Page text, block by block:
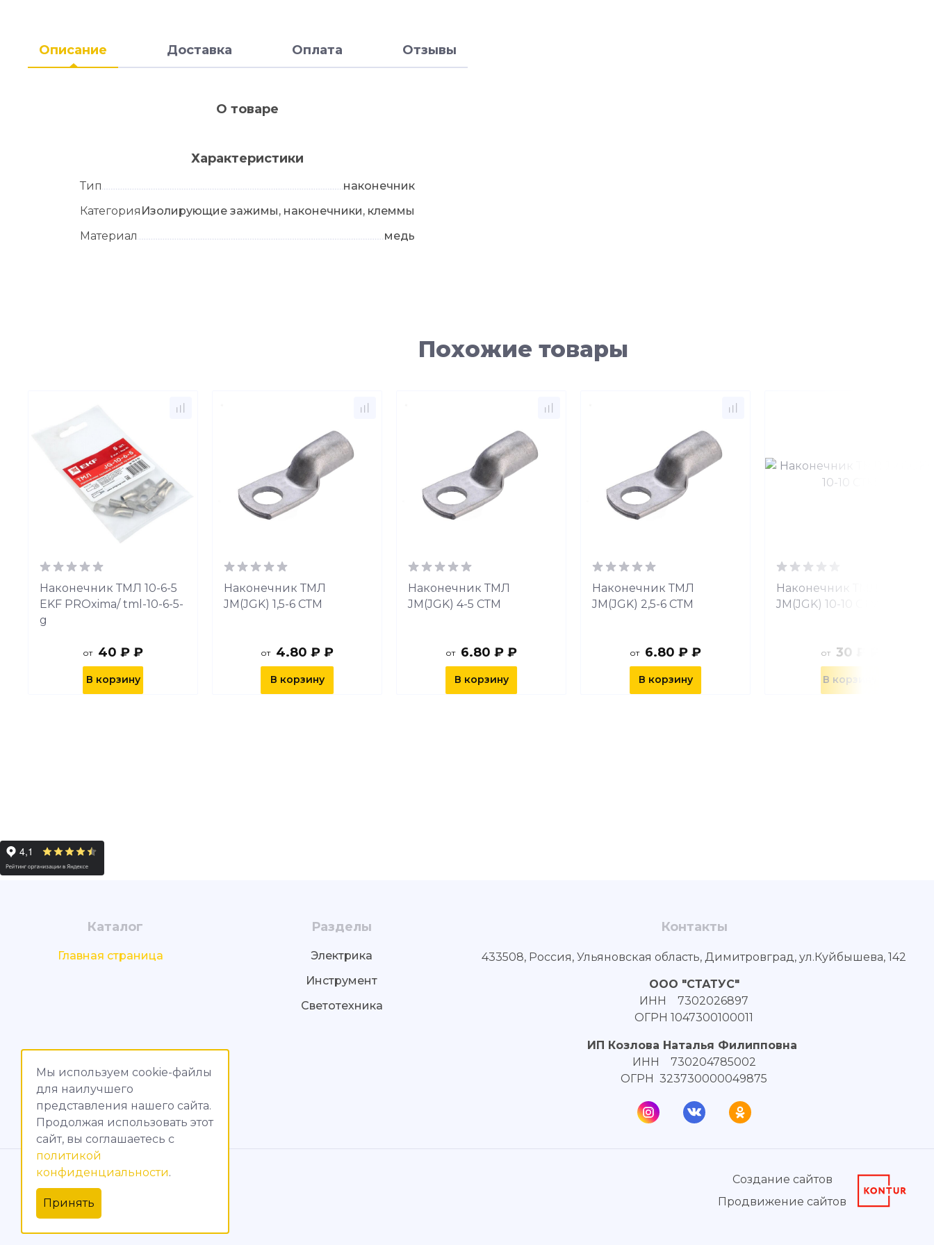
Мы используем cookie-файлы
для наилучшего
представления нашего сайта.
Продолжая использовать этот
сайт, вы соглашаетесь c
политикой
конфиденциальности.
Принять
Описание Доставка Оплата Отзывы
О товаре
Характеристики
Тип
наконечник
Категория Изолирующие зажимы, наконечники, клеммы
Материал
медь
Похожие товары
Наконечник ТМЛ 10-6-5
EKF PROxima/ tml-10-6-5-
g
от 40 ₽ ₽
В корзину
Наконечник ТМЛ
JM(JGK) 1,5-6 СТМ
от 4.80 ₽ ₽
В корзину
Наконечник ТМЛ
JM(JGK) 4-5 СТМ
от 6.80 ₽ ₽
В корзину
Наконечник ТМЛ
JM(JGK) 2,5-6 СТМ
от 6.80 ₽ ₽
В корзину
Наконечник ТМЛ
JM(JGK) 10-10 СТМ
от 30 ₽ ₽
В корзину
Каталог
Главная страница
Разделы
Электрика
Инструмент
Светотехника
Контакты
433508, Россия, Ульяновская область, Димитровград, ул.Куйбышева, 142
ООО "СТАТУС"
ИНН 7302026897
ОГРН 1047300100011
ИП Козлова Наталья Филипповна
ИНН 730204785002
ОГРН 323730000049875
© МагияТока, 2015 – 2026
Политика конфиденциальности
Обработка персональных данных
Создание сайтов
Продвижение сайтов